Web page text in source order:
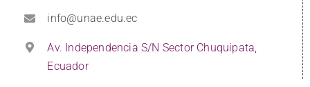
info@unae.edu.ec
Av. Independencia S/N Sector Chuquipata,
Ecuador